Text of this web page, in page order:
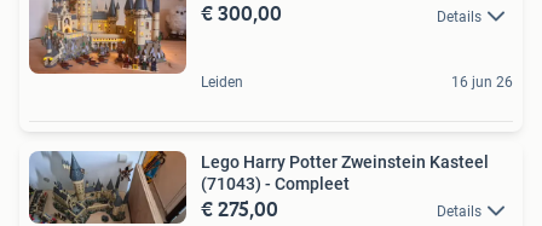
€ 300,00 Details
Leiden 16 jun 26
Lego Harry Potter Zweinstein Kasteel
(71043) - Compleet
€ 275,00 Details